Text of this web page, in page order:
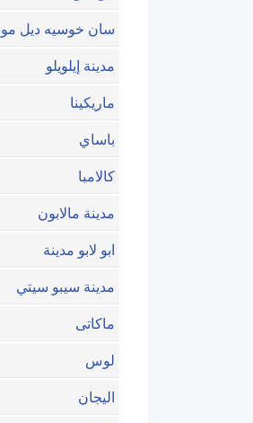
سان خوسيه ديل
مدينة إيلويلو
ماريكينا
باساي
كالامبا
مدينة مالابون
ابو لابو مدينة
مدينة سيبو سيتي
ماكاتى
لوس
اليجان